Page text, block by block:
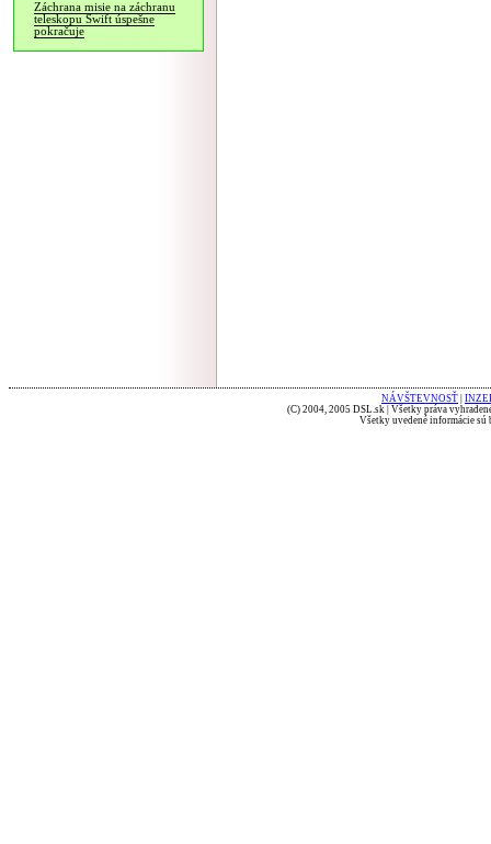
Záchrana misie na záchranu
teleskopu Swift úspešne
pokračuje
NÁVŠTEVNOSŤ
(C) 2004, 2005 DSL.sk | Všetky práva
Všetky uvedené informácie sú